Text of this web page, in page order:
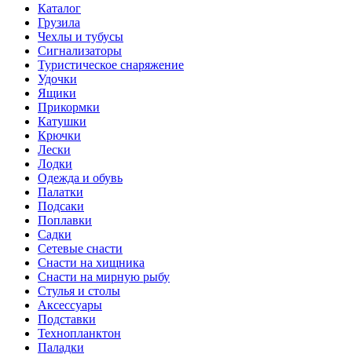
Каталог
Грузила
Чехлы и тубусы
Сигнализаторы
Туристическое снаряжение
Удочки
Ящики
Прикормки
Катушки
Крючки
Лески
Лодки
Одежда и обувь
Палатки
Подсаки
Поплавки
Садки
Сетевые снасти
Снасти на хищника
Снасти на мирную рыбу
Стулья и столы
Аксессуары
Подставки
Технопланктон
Паладки